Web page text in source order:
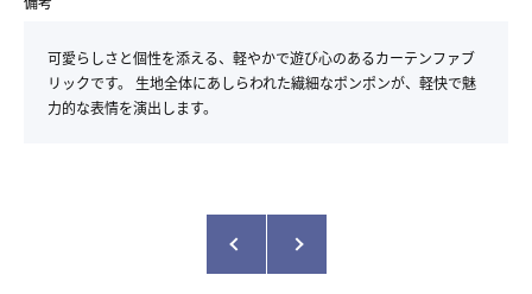
可愛らしさと個性を添える、軽やかで遊び心のあるカーテンファブ
リックです。 生地全体にあしらわれた繊細なポンポンが、軽快で魅
力的な表情を演出します。